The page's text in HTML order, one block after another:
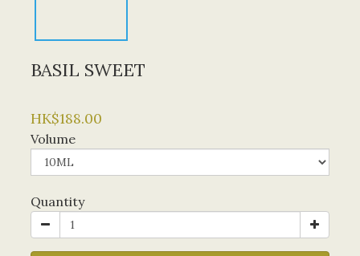
BASIL SWEET
HK$188.00
Volume
Quantity